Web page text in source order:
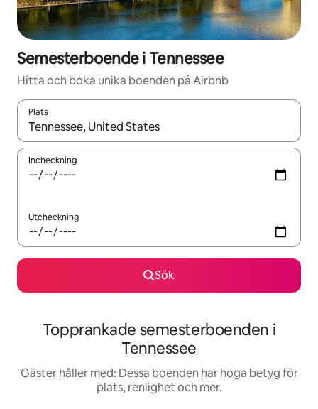
Semesterboende i Tennessee
Hitta och boka unika boenden på Airbnb
Plats
När resultaten är tillgängliga kan du navigera med upp- och
Incheckning
Utcheckning
Sök
Topprankade semesterboenden i
Tennessee
Gäster håller med: Dessa boenden har höga betyg för
plats, renlighet och mer.